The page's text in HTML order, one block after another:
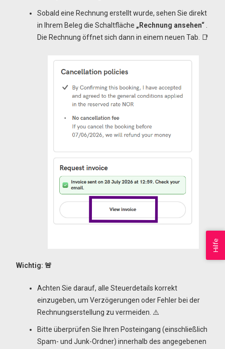
Sobald eine Rechnung erstellt wurde, sehen Sie direkt
in Ihrem Beleg die Schaltfläche „Rechnung ansehen“
Die Rechnung öffnet sich dann in einem neuen Tab. 📑
Wichtig: 🚨
Achten Sie darauf, alle Steuerdetails korrekt
einzugeben, um Verzögerungen oder Fehler bei der
Rechnungserstellung zu vermeiden. ⚠️
Bitte überprüfen Sie Ihren Posteingang (einschließlich
Spam- und Junk-Ordner) innerhalb des angegebenen
Hilfe